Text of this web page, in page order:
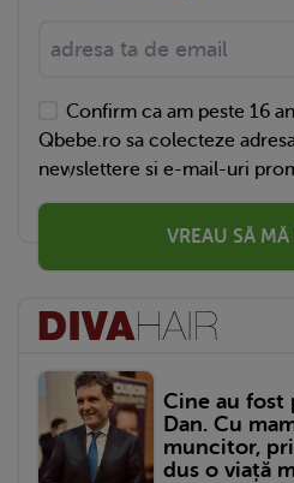
Confirm ca am peste 16
Qbebe.ro sa colecteze
newslettere si e-mail-uri
VREAU SĂ
Cine au
Dan. Cu
muncitor,
dus o viață